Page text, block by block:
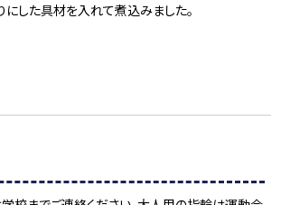
にした具材を入れて煮込みました。